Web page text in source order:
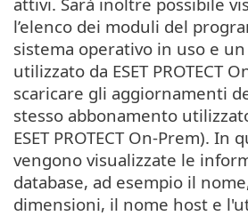
l’elenco dei moduli del
sistema operativo in uso e
utilizzato da ESET PROTECT
scaricare gli aggiornamenti
stesso abbonamento
ESET PROTECT On-Prem). In
vengono visualizzate le
database, ad esempio il
dimensioni, il nome host e